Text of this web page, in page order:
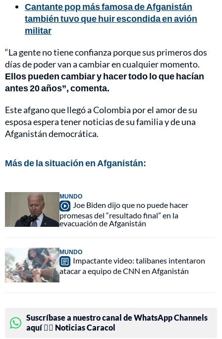
Cantante pop más famosa de Afganistán
también tuvo que huir escondida en avión
militar
“La gente no tiene confianza porque sus primeros dos
días de poder van a cambiar en cualquier momento.
Ellos pueden cambiar y hacer todo lo que hacían
antes 20 años”, comenta.
Este afgano que llegó a Colombia por el amor de su
esposa espera tener noticias de su familia y de una
Afganistán democrática.
Más de la situación en Afganistán:
MUNDO
Joe Biden dijo que no puede hacer
promesas del “resultado final” en la
evacuación de Afganistán
MUNDO
Impactante video: talibanes intentaron
atacar a equipo de CNN en Afganistán
Suscríbase a nuestro canal de WhatsApp Channels
aquí 👉🏻 Noticias Caracol